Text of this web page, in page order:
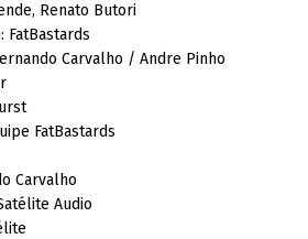
Renato Butori
FatBastards
Carvalho / Andre Pinho
FatBastards
Carvalho
Audio